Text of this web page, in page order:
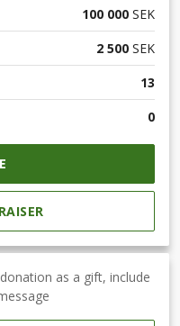
100 000 SEK
2 500 SEK
13
0
as a gift, include